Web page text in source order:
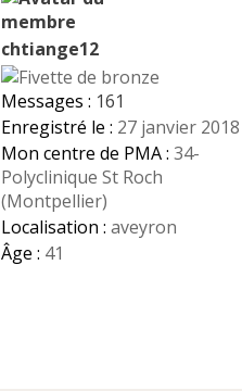
chtiange12
Messages : 161
Enregistré le : 27 janvier 2018
Mon centre de PMA : 34-
Polyclinique St Roch
(Montpellier)
Localisation : aveyron
Âge : 41